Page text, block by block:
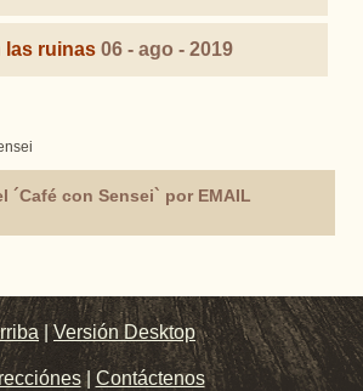
las ruinas 06 - ago - 2019
´Café con Sensei` por EMAIL
|Versión Desktop
| Contáctenos